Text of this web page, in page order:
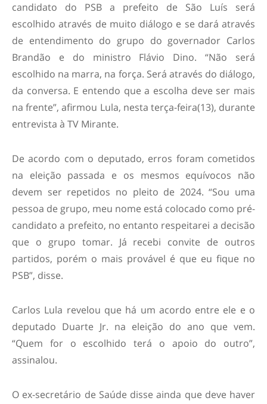
candidato do PSB a prefeito de São Luís será
escolhido através de muito diálogo e se dará através
de entendimento do grupo do governador Carlos
Brandão e do ministro Flávio Dino. “Não será
escolhido na marra, na força. Será através do diálogo,
da conversa. E entendo que a escolha deve ser mais
na frente”, afirmou Lula, nesta terça-feira(13), durante
entrevista à TV Mirante.
De acordo com o deputado, erros foram cometidos
na eleição passada e os mesmos equívocos não
devem ser repetidos no pleito de 2024. “Sou uma
pessoa de grupo, meu nome está colocado como pré-
candidato a prefeito, no entanto respeitarei a decisão
que o grupo tomar. Já recebi convite de outros
partidos, porém o mais provável é que eu fique no
PSB”, disse.
Carlos Lula revelou que há um acordo entre ele e o
deputado Duarte Jr. na eleição do ano que vem.
“Quem for o escolhido terá o apoio do outro”,
assinalou.
O ex-secretário de Saúde disse ainda que deve haver